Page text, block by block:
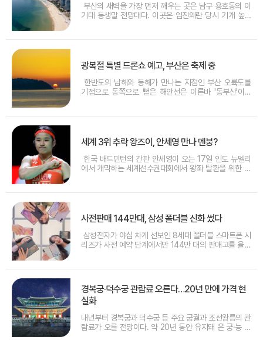
부산의 새벽을 가장 먼저 깨우는 곳은 남구 용호동의 이
기대 동생말 전망대다. 이곳은 임진왜란 당시 기개 높은
광복절 특별 드론쇼 예고, 부산은 축제 중
한반도의 남해와 동해가 만나는 지점인 부산 오륙도를
기점으로 동쪽으로 뻗은 해안선은 이른바 '동부산'이라
세계 3위 추락 왕즈이, 안세영 만나 멘붕?
한국 배드민턴의 간판 안세영이 오는 17일 인도 뉴델리
에서 개막하는 세계선수권대회에서 왕좌 탈환을 위한 여
사전판매 144만대, 삼성 폴더블 신화 썼다
삼성전자가 야심 차게 선보인 8세대 폴더블 스마트폰 시
리즈가 사전 예약 단계에서만 144만 대의 판매고를 올리
경복궁·덕수궁 관람료 오른다…20년 만에 가격 현
실화
내년부터 경복궁과 덕수궁 등 주요 궁궐과 조선왕릉의 관
람료가 오를 전망이다. 약 20년 동안 유지돼 온 궁·능 관